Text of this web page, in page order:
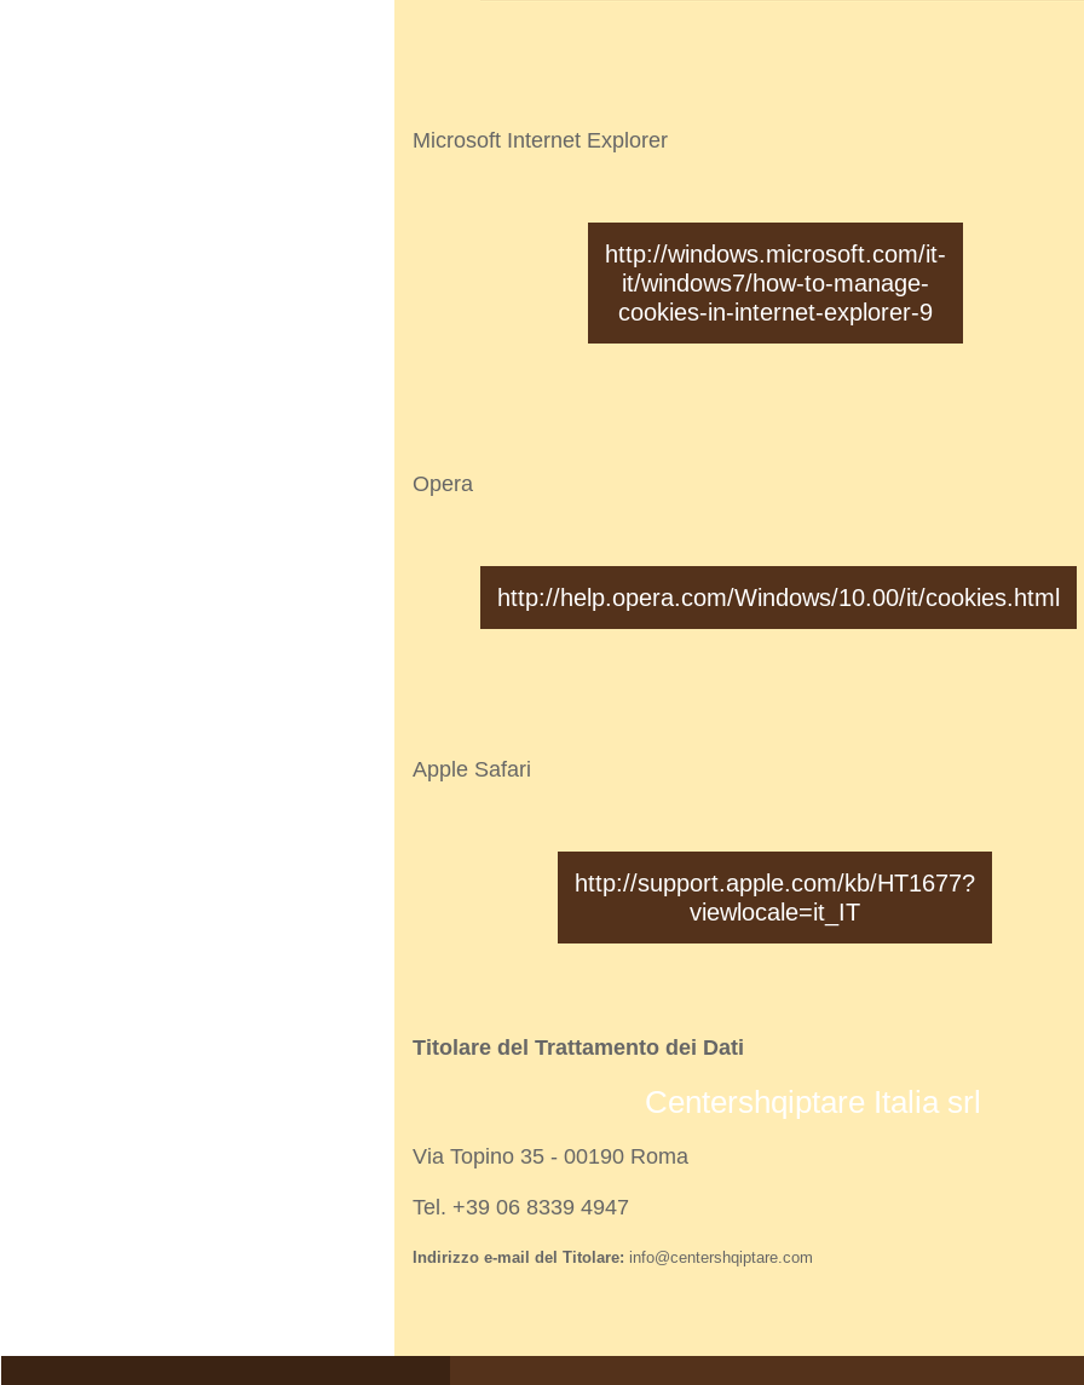
Microsoft Internet Explorer
http://windows.microsoft.com/it-
it/windows7/how-to-manage-
cookies-in-internet-explorer-9
Opera
http://help.opera.com/Windows/10.00/it/cookies.html
Apple Safari
http://support.apple.com/kb/HT1677?
viewlocale=it_IT
Titolare del Trattamento dei Dati
Centershqiptare Italia srl
Via Topino 35 - 00190 Roma
Tel. +39 06 8339 4947
Indirizzo e-mail del Titolare: info@centershqiptare.com